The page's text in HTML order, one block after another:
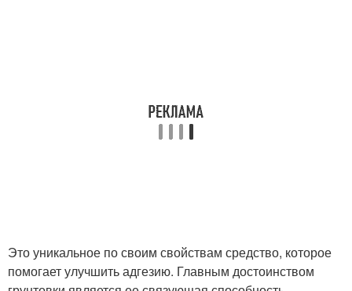
Это уникальное по своим свойствам средство, которое
помогает улучшить адгезию. Главным достоинством